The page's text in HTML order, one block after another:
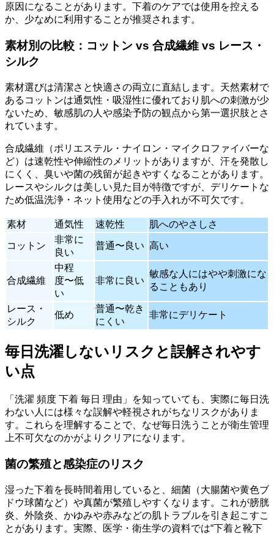
原因になることがあります。下着のケアでは使用を控える
か、少なめに利用することが推奨されます。
素材別の比較：コットン vs 合成繊維 vs レース・
シルク
素材選びは清潔さと快適さの両立に直結します。天然素材で
あるコットンは通気性・吸湿性に優れており肌への刺激が少
ないため、敏感肌の人や感染予防の観点から第一選択肢とさ
れています。
合成繊維（ポリエステル・ナイロン・マイクロファイバーな
ど）は速乾性や伸縮性のメリットがありますが、汗を発散し
にくく、臭いや菌の残留が起きやすくなることがあります。
レースやシルクは美しい見た目が特徴ですが、デリケートな
ため低温洗浄・ネット使用などの手入れが不可欠です。
素材 通気性 速乾性 肌へのやさしさ
コットン
非常に
良い
普通〜良い 高い
合成繊維
中程
度〜低
い
非常に良い
敏感な人にはやや刺激にな
ることもあり
レース・
シルク
低め
普通〜乾き
にくい
非常にデリケート
毎日洗濯しないリスクと誤解されやす
い点
「洗濯 頻度 下着 毎日 理由」を知っていても、実際に毎日洗
わない人には様々な誤解や軽視されがちなリスクがありま
す。これらを理解することで、なぜ毎日洗うことが衛生管理
上不可欠なのかがよりクリアになります。
菌の繁殖と感染症のリスク
湿った下着を長時間着用していると、細菌（大腸菌や黄色ブ
ドウ球菌など）や真菌が繁殖しやすくなります。これが膀胱
炎、外陰炎、かゆみや赤みなどの肌トラブルを引き起こすこ
とがあります。実際、医学・衛生学の資料では“下着と靴下